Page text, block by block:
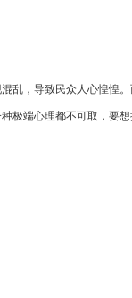
乱，导致民众人心惶惶
端心理都不可取，要